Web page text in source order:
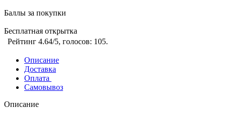
Баллы за покупки
Бесплатная открытка
Рейтинг 4.64/5, голосов: 105.
Описание
Доставка
Оплата
Самовывоз
Описание